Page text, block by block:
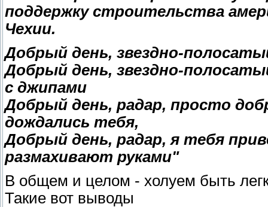
поддержку строительства
Чехии.
Добрый день, звездно-
Добрый день, звездно-
с джипами
Добрый день, радар, просто
дождались тебя,
Добрый день, радар, я тебя
размахивают руками"
В общем и целом - холуем быть
Такие вот выводы